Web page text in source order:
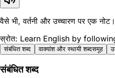
वैसे भी, वर्तनी और उच्चारण पर एक नोट।
स्रोत: Learn English by
संबंधित शब्द वाक्यांश और स्थायी शब्दसमूह
संबंधित शब्द